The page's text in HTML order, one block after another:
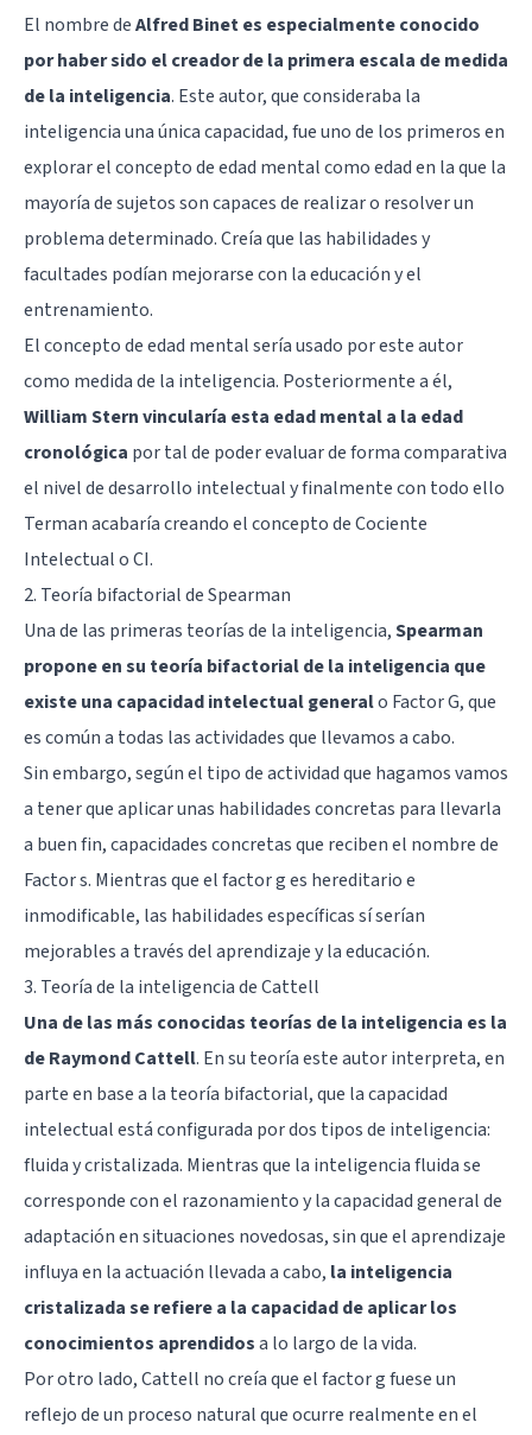
El nombre deAlfred Binet es especialmente conocido
por haber sido el creador de la primera escala de medida
de la inteligencia. Este autor, que consideraba la
inteligencia una única capacidad, fue uno de los primeros en
explorar el concepto de edad mental como edad en la que la
mayoría de sujetos son capaces de realizar o resolver un
problema determinado. Creía que las habilidades y
facultades podían mejorarse con la educación y el
entrenamiento.
El concepto de edad mental sería usado por este autor
como medida de la inteligencia. Posteriormente a él,
William Stern vincularía esta edad mental a la edad
cronológica por tal de poder evaluar de forma comparativa
el nivel de desarrollo intelectual y finalmente con todo ello
Terman acabaría creando el concepto de Cociente
Intelectual o CI.
2. Teoría bifactorial de Spearman
Una de las primeras teorías de la inteligencia,Spearman
propone en su teoría bifactorial de la inteligencia que
existe una capacidad intelectual generalo Factor G, que
es común a todas las actividades que llevamos a cabo.
Sin embargo, según el tipo de actividad que hagamos vamos
a tener que aplicar unas habilidades concretas para llevarla
a buen fin, capacidades concretas que reciben el nombre de
Factor s. Mientras que el factor g es hereditario e
inmodificable, las habilidades específicas sí serían
mejorables a través del aprendizaje y la educación.
3. Teoría de la inteligencia de Cattell
Una de las más conocidas teorías de la inteligencia es la
de Raymond Cattell. En su teoría este autor interpreta, en
parte en base a la teoría bifactorial, que la capacidad
intelectual está configurada por dos tipos de inteligencia:
fluida y cristalizada. Mientras que la inteligencia fluida se
corresponde con el razonamiento y la capacidad general de
adaptación en situaciones novedosas, sin que el aprendizaje
influya en la actuación llevada a cabo, la inteligencia
cristalizada se refiere a la capacidad de aplicar los
conocimientos aprendidosa lo largo de la vida.
Por otro lado, Cattell no creía que el factor g fuese un
reflejo de un proceso natural que ocurre realmente en el